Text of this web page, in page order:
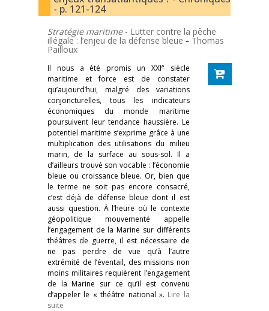
- p. 121-124
Stratégie maritime- Lutter contre la pêche
illégale : l’enjeu de la défense bleue - Thomas
Pailloux
Il nous a été promis un XXIesiècle
maritime et force est de constater
qu’aujourd’hui, malgré des variations
conjoncturelles, tous les indicateurs
économiques du monde maritime
poursuivent leur tendance haussière. Le
potentiel maritime s’exprime grâce à une
multiplication des utilisations du milieu
marin, de la surface au sous-sol. Il a
d’ailleurs trouvé son vocable : l’économie
bleue ou croissance bleue. Or, bien que
le terme ne soit pas encore consacré,
c’est déjà de défense bleue dont il est
aussi question. À l’heure où le contexte
géopolitique mouvementé appelle
l’engagement de la Marine sur différents
théâtres de guerre, il est nécessaire de
ne pas perdre de vue qu’à l’autre
extrémité de l’éventail, des missions non
moins militaires requièrent l’engagement
de la Marine sur ce qu’il est convenu
d’appeler le « théâtre national ». Lire la
suite